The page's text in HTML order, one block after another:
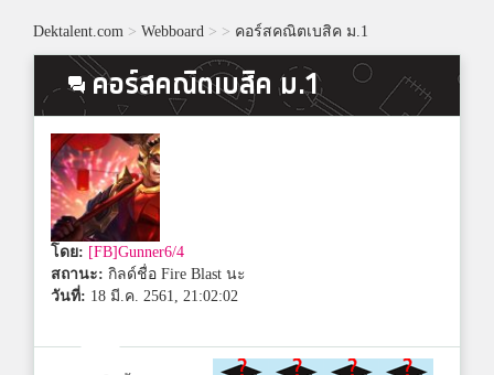
Dektalent.com > Webboard > > คอร์สคณิตเบสิค ม.1
คอร์สคณิตเบสิค ม.1
โดย: [FB]Gunner6/4
สถานะ: กิลด์ชื่อ Fire Blast นะ
วันที่: 18 มี.ค. 2561, 21:02:02